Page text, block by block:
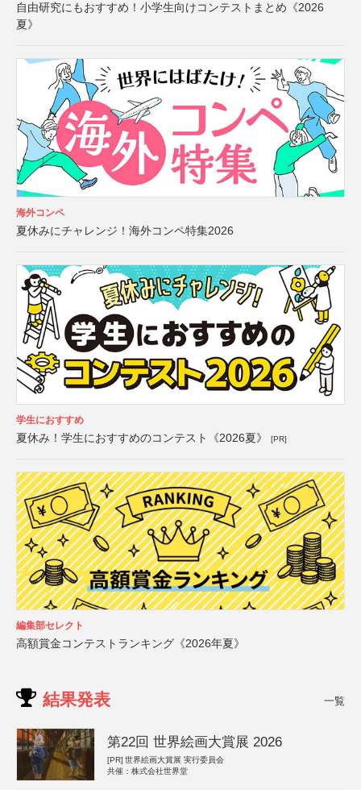
自由研究にもおすすめ！小学生向けコンテストまとめ《2026
夏》
海外コンペ
夏休みにチャレンジ！海外コンペ特集2026
学生におすすめ
夏休み！学生におすすめのコンテスト《2026夏》 [PR]
編集部セレクト
高額賞金コンテストランキング《2026年夏》
結果発表 一覧
第22回 世界絵画大賞展 2026
[PR] 世界絵画大賞展 実行委員会
共催：株式会社世界堂